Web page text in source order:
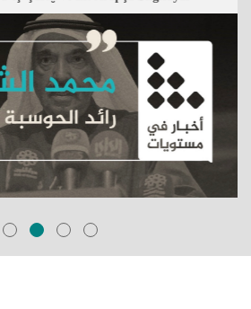
Şâriḫ ve İlk Arapça Bilgisayar